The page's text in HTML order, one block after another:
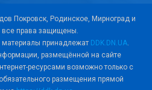
Покровск, Родинское, Мирноград и
все права защищены.
принадлежат DDK.DN.UA.
размещённой на сайте
ресурсами возможно только с
размещения прямой